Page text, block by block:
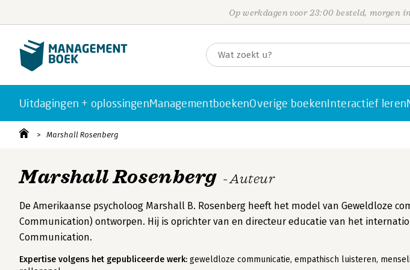
Op werkdagen voor 23:00 besteld, morgen
Uitdagingen + oplossingenManagementboekenOverige boekenInteractief leren
Marshall Rosenberg
Marshall Rosenberg - Auteur
De Amerikaanse psycholoog Marshall B. Rosenberg heeft het model van Geweldloze
Communication) ontworpen. Hij is oprichter van en directeur educatie van het
Communication.
Expertise volgens het gepubliceerde werk: geweldloze communicatie, empathisch luisteren,